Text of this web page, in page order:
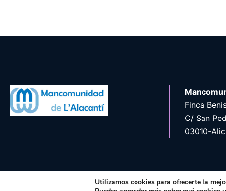
Finca
C/ San
03010-
Utilizamos cookies para ofrecerte la